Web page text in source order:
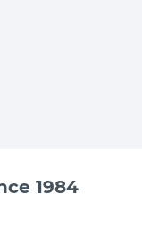
1984